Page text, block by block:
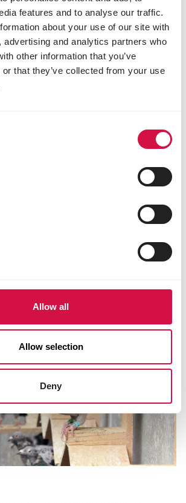
features and to analyse our traffic.
about your use of our site with
advertising and analytics partners who
other information that you’ve
that they’ve collected from your use
Allow all
Allow selection
Deny
rendu visite à Etienne
la période de mue